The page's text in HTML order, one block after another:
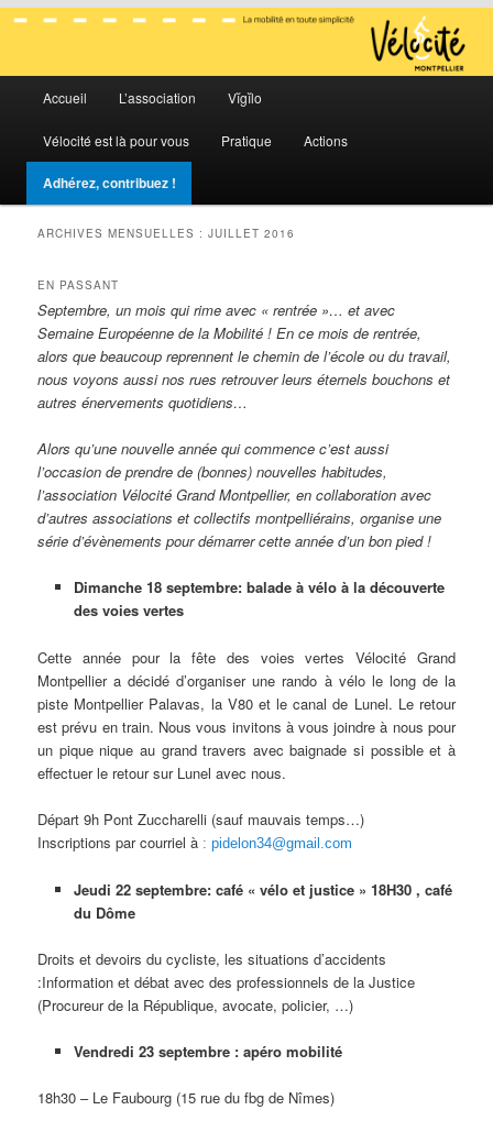
Vélocité Grand Montpellier
La mobilité en toute simplicité
Aller
au
contenu
principal
Aller
au
contenu
secondaire
Accueil L’association Vĭgĭlo
Vélocité est là pour vous Pratique Actions
Adhérez, contribuez !
ARCHIVES MENSUELLES :JUILLET 2016
EN PASSANT
Septembre, un mois qui rime avec « rentrée »… et avec
Semaine Européenne de la Mobilité ! En ce mois de rentrée,
alors que beaucoup reprennent le chemin de l’école ou du travail,
nous voyons aussi nos rues retrouver leurs éternels bouchons et
autres énervements quotidiens…
Alors qu’une nouvelle année qui commence c’est aussi
l’occasion de prendre de (bonnes) nouvelles habitudes,
l’association Vélocité Grand Montpellier, en collaboration avec
d’autres associations et collectifs montpelliérains, organise une
série d’évènements pour démarrer cette année d’un bon pied !
Dimanche18 septembre: balade à vélo à la découverte
des voies vertes
Cette année pour la fête des voies vertes Vélocité Grand
Montpellier a décidé d’organiser une rando à vélo le long de la
piste Montpellier Palavas, la V80 et le canal de Lunel. Le retour
est prévu en train. Nous vous invitons à vous joindre à nous pour
un pique nique au grand travers avec baignade si possible et à
effectuer le retour sur Lunel avec nous.
Départ 9h Pont Zuccharelli (sauf mauvais temps…)
Inscriptions par courriel à : pidelon34@gmail.com
Jeudi 22 septembre: café « vélo et justice » 18H30 , café
du Dôme
Droits et devoirs du cycliste, les situations d’accidents
:Information et débat avec des professionnels de la Justice
(Procureur de la République, avocate, policier, …)
Vendredi 23 septembre : apéro mobilité
18h30 – Le Faubourg (15 rue du fbg de Nîmes)